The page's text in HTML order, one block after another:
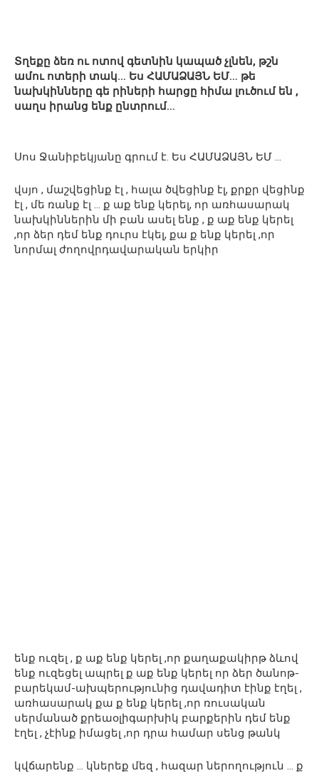
Տղեքը ձեռ ու ոտով գետնին կապած չլնեն, թշն
ամու ոտերի տակ… Ես ՀԱՄԱՁԱՅՆ ԵՄ… թե
նախկինները գե րիների հարցը հիմա լուծում են ,
սաղս իրանց ենք ընտրում…
Սոս Ջանիբեկյանը գրում է. Ես ՀԱՄԱՁԱՅՆ ԵՄ …
վսյո , մաշվեցինք էլ , հալա ծվեցինք էլ, քրքր վեցինք
էլ , մե ռանք էլ … ք աք ենք կերել, որ առհասարակ
նախկիններին մի բան ասել ենք , ք աք ենք կերել
,որ ձեր դեմ ենք դուրս էկել, քա ք ենք կերել ,որ
նորմալ ժողովրդավարական երկիր
ենք ուզել , ք աք ենք կերել ,որ քաղաքակիրթ ձևով
ենք ուզեցել ապրել ք աք ենք կերել որ ձեր ծանոթ-
բարեկամ-ախպերությունից դավադիտ էինք էղել ,
առհասարակ քա ք ենք կերել ,որ ռուսական
սերմանած քրեաօլիգարխիկ բարքերին դեմ ենք
էղել , չէինք իմացել ,որ դրա համար սենց թանկ
կվճարենք … կներեք մեզ , հազար ներողություն … ք